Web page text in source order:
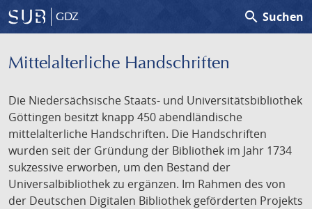
GDZ search Suchen
Mittelalterliche Handschriften
Die Niedersächsische Staats- und Universitätsbibliothek
Göttingen besitzt knapp 450 abendländische
mittelalterliche Handschriften. Die Handschriften
wurden seit der Gründung der Bibliothek im Jahr 1734
sukzessive erworben, um den Bestand der
Universalbibliothek zu ergänzen. Im Rahmen des von
der Deutschen Digitalen Bibliothek geförderten Projekts